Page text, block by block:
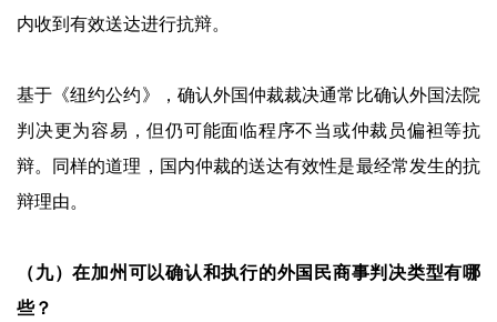
内收到有效送达进行抗辩。
基于《纽约公约》，确认外国仲裁裁决通常比确认外国法院
判决更为容易，但仍可能面临程序不当或仲裁员偏袒等抗
辩。同样的道理，国内仲裁的送达有效性是最经常发生的抗
辩理由。
（九）在加州可以确认和执行的外国民商事判决类型有哪
些？